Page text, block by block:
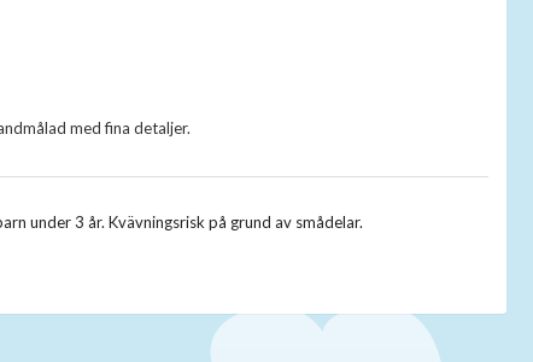
med fina detaljer.
under 3 år. Kvävningsrisk på grund av smådelar.